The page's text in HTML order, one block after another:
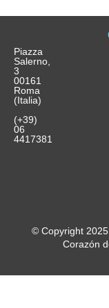
Piazza
Salerno,
3
00161
Roma
(Italia)
(+39)
06
4417381
© Copyright
Corazón